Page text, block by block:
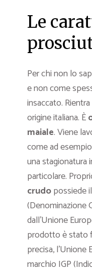
Le
Per chi non lo
e non come
insaccato.
origine italiana. È
maiale. Viene
come ad
una stagionatura
particolare.
crudopossiede
(Denominazione
dall’Unione
prodotto è stato
precisa,
marchio IGP